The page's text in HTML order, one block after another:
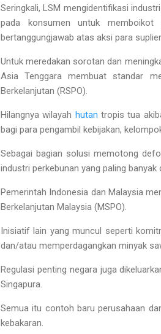
Seringkali, LSM mengidentifikasi
pada konsumen untuk memboikot
bertanggungjawab atas aksi para
Untuk meredakan sorotan dan
Asia Tenggara membuat standar
Berkelanjutan (RSPO).
Hilangnya wilayah hutan tropis tua
bagi para pengambil kebijakan,
Sebagai bagian solusi memotong
industri perkebunan yang paling banyak
Pemerintah Indonesia dan Malaysia
Berkelanjutan Malaysia (MSPO).
Inisiatif lain yang muncul seperti
dan/atau memperdagangkan minyak
Regulasi penting negara juga
Singapura.
Semua itu contoh baru perusahaan
kebakaran.